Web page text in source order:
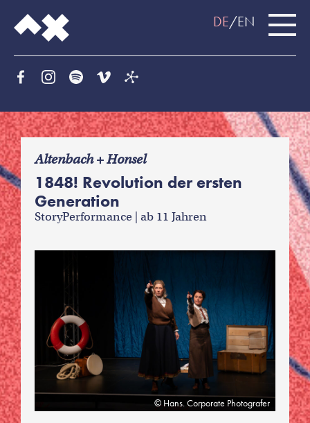
DE EN
f
Altenbach + Honsel
1848! Revolution der ersten
Generation
StoryPerformance | ab 11 Jahren
Hans. Corporate Photografer